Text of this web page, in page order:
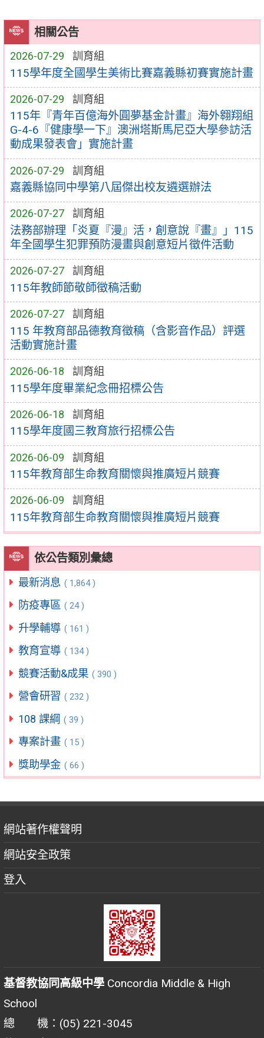
相關公告
2026-07-29 訓育組
115學年度全國學生美術比賽嘉義縣初賽實施計畫
2026-07-29 訓育組
115年『青年百億海外圓夢基金計畫』海外翱翔組
G-4-6『健康學一下』澳洲塔斯馬尼亞大學參訪活
動成果發表會」實施計畫
2026-07-29 訓育組
嘉義縣協同中學第八屆傑出校友遴選辦法
2026-07-27 訓育組
法務部辦理「炎夏『漫』活，創意說『畫』」115
年全國學生犯罪預防漫畫與創意短片徵件活動
2026-07-27 訓育組
115年教師節敬師徵稿活動
2026-07-27 訓育組
115 年教育部品德教育徵稿（含影音作品）評選
活動實施計畫
2026-06-18 訓育組
115學年度畢業紀念冊招標公告
2026-06-18 訓育組
115學年度國三教育旅行招標公告
2026-06-09 訓育組
115年教育部生命教育關懷與推廣短片競賽
2026-06-09 訓育組
115年教育部生命教育關懷與推廣短片競賽
依公告類別彙總
最新消息 ( 1,864 )
防疫專區 ( 24 )
升學輔導 ( 161 )
教育宣導 ( 134 )
競賽活動&成果 ( 390 )
營會研習 ( 232 )
108 課綱 ( 39 )
專案計畫 ( 15 )
獎助學金 ( 66 )
網站著作權聲明
網站安全政策
登入
基督教協同高級中學 Concordia Middle & High
School
總 機：(05) 221-3045